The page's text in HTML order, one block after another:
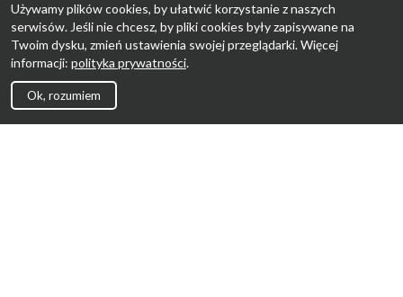
Używamy plików cookies, by ułatwić korzystanie z naszych
serwisów. Jeśli nie chcesz, by pliki cookies były zapisywane na
Twoim dysku, zmień ustawienia swojej przeglądarki. Więcej
informacji: polityka prywatności.
Ok, rozumiem